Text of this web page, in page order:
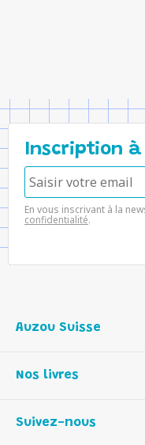
Inscription
En vous inscrivant à la
confidentialité.
Auzou Suisse
Notre histoire
Contactez-nous
Nos livres
Livres enfants
Suivez-nous